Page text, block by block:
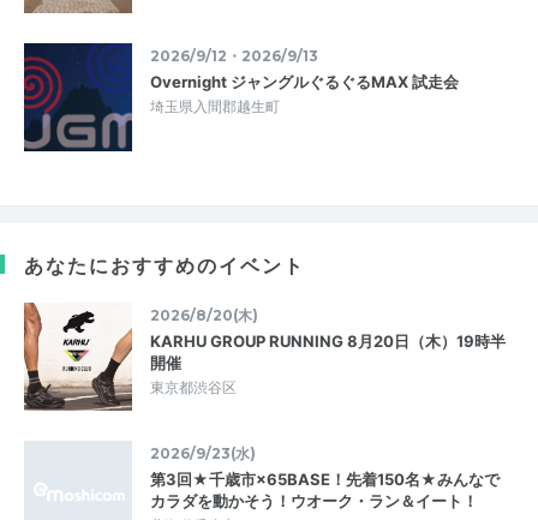
2026/9/12・2026/9/13
Overnight ジャングルぐるぐるMAX 試走会
埼玉県入間郡越生町
あなたにおすすめのイベント
2026/8/20(木)
KARHU GROUP RUNNING 8月20日（木）19時半
開催
東京都渋谷区
2026/9/23(水)
第3回★千歳市×65BASE！先着150名★みんなで
カラダを動かそう！ウオーク・ラン＆イート！